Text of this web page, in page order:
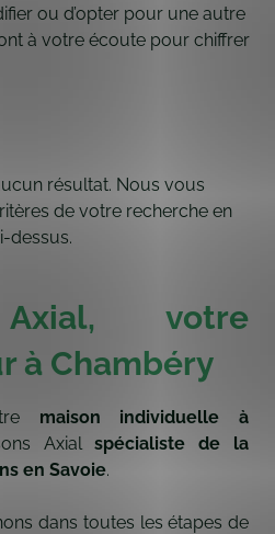
ou d’opter pour une autre
à votre écoute pour chiffrer
résultat. Nous vous
de votre recherche en
dessus.
votre
à Chambéry
maison individuelle à
Axialspécialiste de la
en Savoie.
dans toutes les étapes de